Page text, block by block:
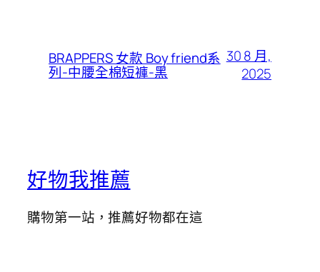
BRAPPERS 女款 Boy friend系
列-中腰全棉短褲-黑
30 8 月,
2025
好物我推薦
購物第一站，推薦好物都在這